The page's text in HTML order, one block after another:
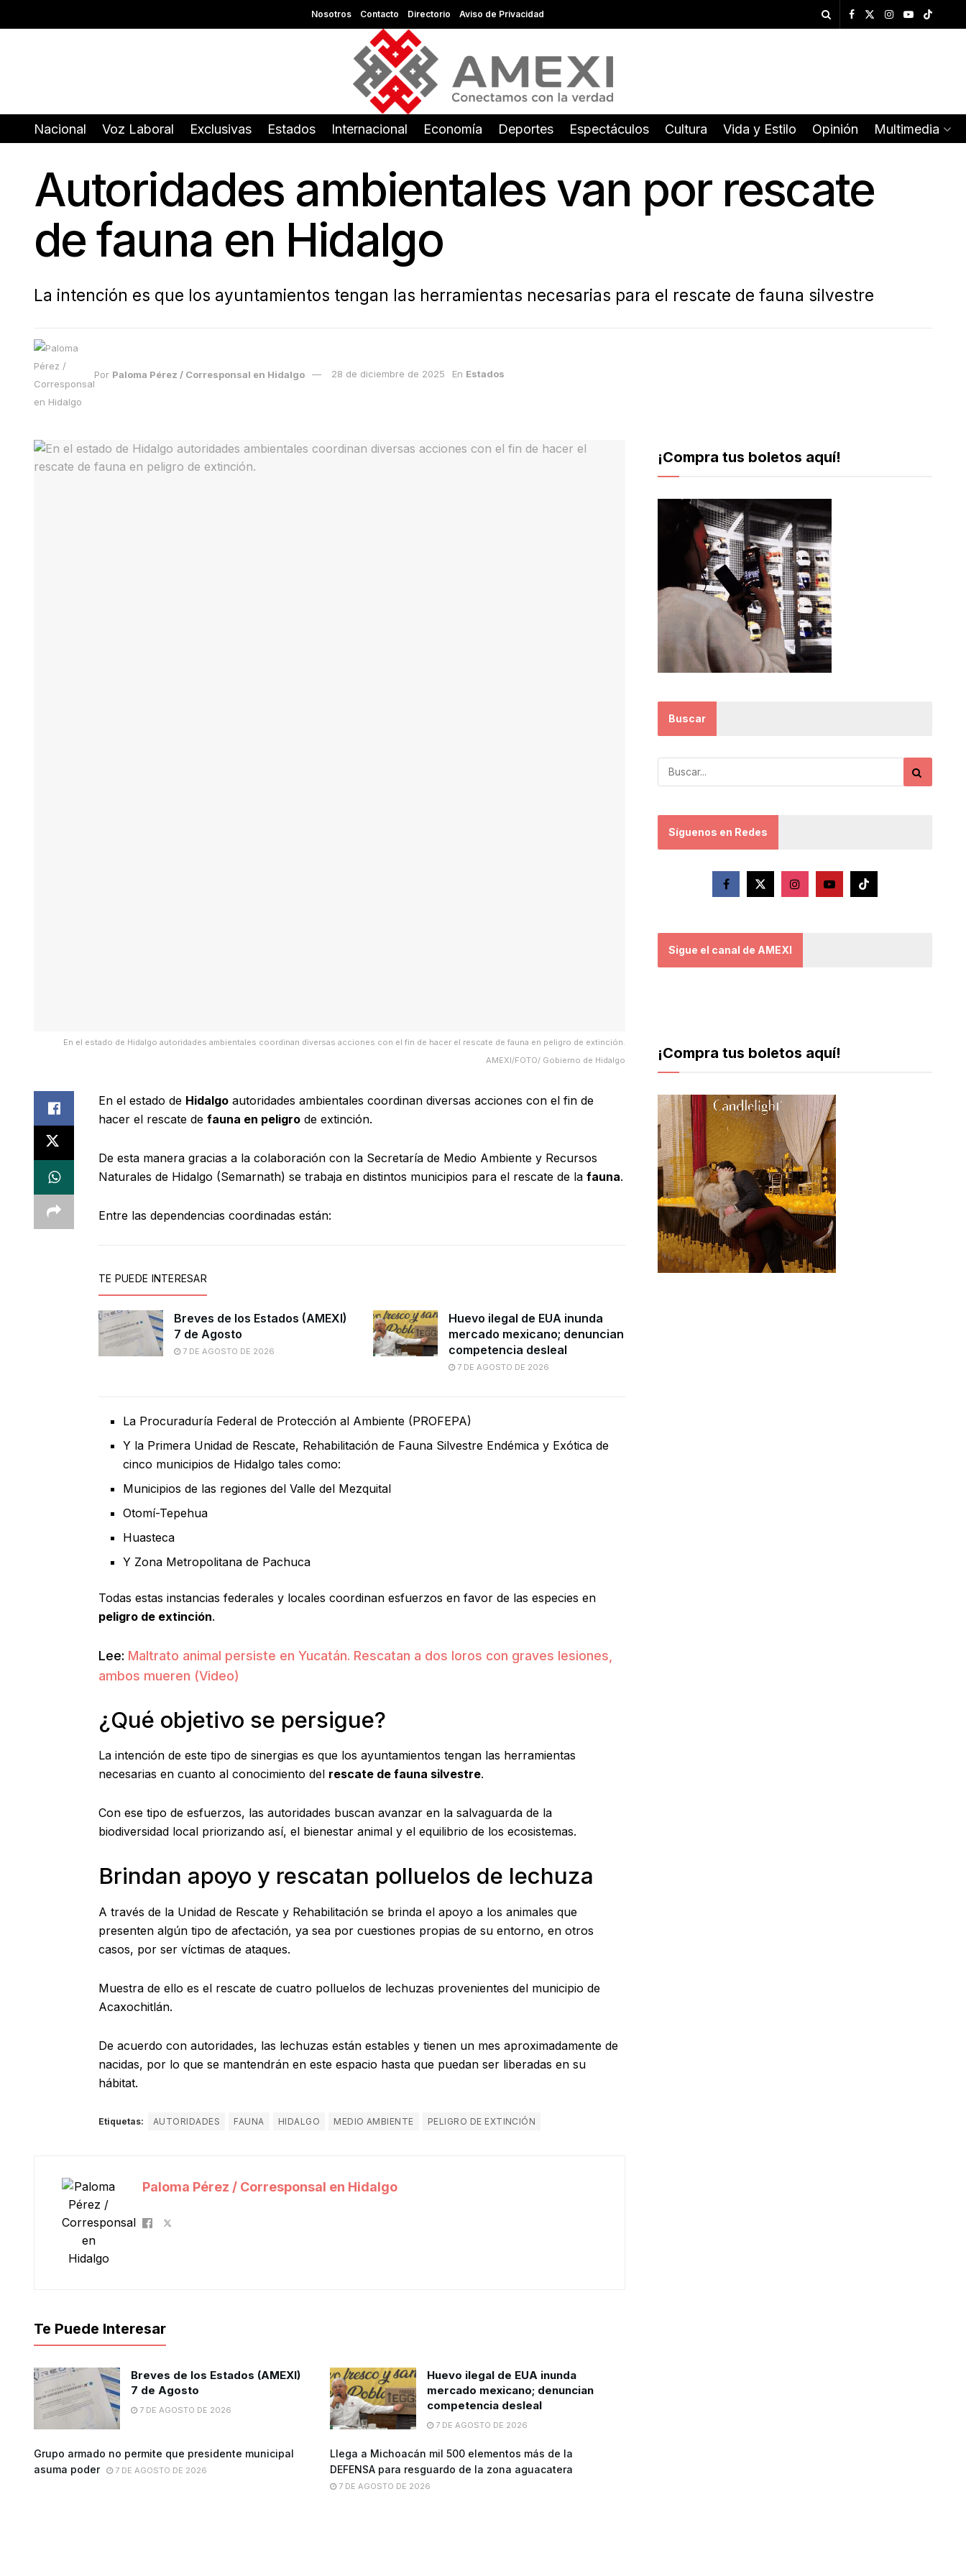
Nosotros Contacto Directorio Aviso de Privacidad
Nacional Voz Laboral Exclusivas Estados Internacional Economía Deportes Espectáculos Cultura Vida y Estilo Opinión Multimedia
Autoridades ambientales van por rescate
de fauna en Hidalgo
La intención es que los ayuntamientos tengan las herramientas necesarias para el rescate de fauna silvestre
Por Paloma Pérez / Corresponsal en Hidalgo 28 de diciembre de 2025 En Estados
En el estado de Hidalgo autoridades ambientales coordinan diversas acciones con el fin de hacer el rescate de fauna en peligro de extinción.
AMEXI/FOTO/ Gobierno de Hidalgo
En el estado de Hidalgo autoridades ambientales coordinan diversas acciones con el fin de
hacer el rescate de fauna en peligro de extinción.
De esta manera gracias a la colaboración con la Secretaría de Medio Ambiente y Recursos
Naturales de Hidalgo (Semarnath) se trabaja en distintos municipios para el rescate de la fauna.
Entre las dependencias coordinadas están:
TE PUEDE INTERESAR
Breves de los Estados (AMEXI)
7 de Agosto
7 DE AGOSTO DE 2026
Huevo ilegal de EUA inunda
mercado mexicano; denuncian
competencia desleal
7 DE AGOSTO DE 2026
La Procuraduría Federal de Protección al Ambiente (PROFEPA)
Y la Primera Unidad de Rescate, Rehabilitación de Fauna Silvestre Endémica y Exótica de
cinco municipios de Hidalgo tales como:
Municipios de las regiones del Valle del Mezquital
Otomí-Tepehua
Huasteca
Y Zona Metropolitana de Pachuca
Todas estas instancias federales y locales coordinan esfuerzos en favor de las especies en
peligro de extinción.
Lee: Maltrato animal persiste en Yucatán. Rescatan a dos loros con graves lesiones,
ambos mueren (Video)
¿Qué objetivo se persigue?
La intención de este tipo de sinergias es que los ayuntamientos tengan las herramientas
necesarias en cuanto al conocimiento del rescate de fauna silvestre.
Con ese tipo de esfuerzos, las autoridades buscan avanzar en la salvaguarda de la
biodiversidad local priorizando así, el bienestar animal y el equilibrio de los ecosistemas.
Brindan apoyo y rescatan polluelos de lechuza
A través de la Unidad de Rescate y Rehabilitación se brinda el apoyo a los animales que
presenten algún tipo de afectación, ya sea por cuestiones propias de su entorno, en otros
casos, por ser víctimas de ataques.
Muestra de ello es el rescate de cuatro polluelos de lechuzas provenientes del municipio de
Acaxochitlán.
De acuerdo con autoridades, las lechuzas están estables y tienen un mes aproximadamente de
nacidas, por lo que se mantendrán en este espacio hasta que puedan ser liberadas en su
hábitat.
Etiquetas: AUTORIDADES FAUNA HIDALGO MEDIO AMBIENTE PELIGRO DE EXTINCIÓN
Paloma Pérez / Corresponsal en Hidalgo
Te Puede Interesar
Breves de los Estados (AMEXI)
7 de Agosto
7 DE AGOSTO DE 2026
Huevo ilegal de EUA inunda
mercado mexicano; denuncian
competencia desleal
7 DE AGOSTO DE 2026
Grupo armado no permite que presidente municipal
asuma poder
7 DE AGOSTO DE 2026
Llega a Michoacán mil 500 elementos más de la
DEFENSA para resguardo de la zona aguacatera
7 DE AGOSTO DE 2026
¡Compra tus boletos aquí!
Buscar
Síguenos en Redes
Sigue el canal de AMEXI
¡Compra tus boletos aquí!